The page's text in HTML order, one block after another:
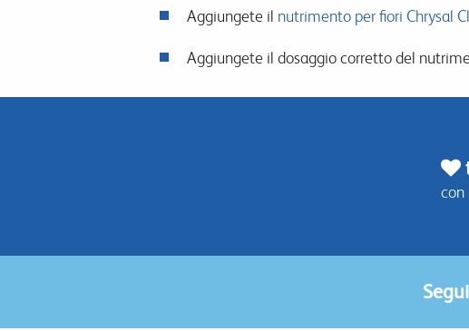
Aggiungete il nutrimento per fiori Chrysal
Aggiungete il dosaggio corretto del
con